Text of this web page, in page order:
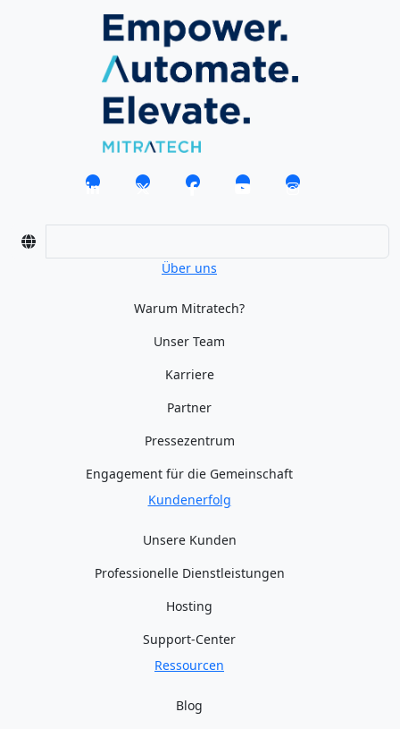
Über uns
Warum Mitratech?
Unser Team
Karriere
Partner
Pressezentrum
Engagement für die Gemeinschaft
Kundenerfolg
Unsere Kunden
Professionelle Dienstleistungen
Hosting
Support-Center
Ressourcen
Blog